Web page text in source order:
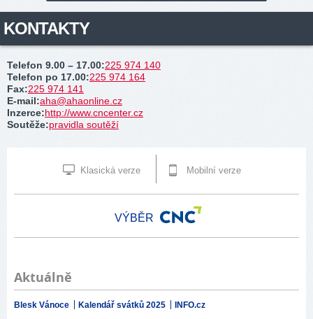
KONTAKTY
Telefon 9.00 – 17.00:225 974 140
Telefon po 17.00:225 974 164
Fax:225 974 141
E-mail:aha@ahaonline.cz
Inzerce:http://www.cncenter.cz
Soutěže:pravidla soutěží
Klasická verze Mobilní verze
VÝBĚR
Aktuálně
Blesk Vánoce Kalendář svátků 2025 INFO.cz